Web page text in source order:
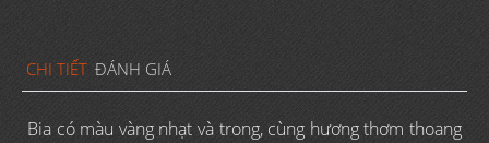
CHI TIẾT ĐÁNH GIÁ
Bia có màu vàng nhạt và trong, cùng hương thơm thoang